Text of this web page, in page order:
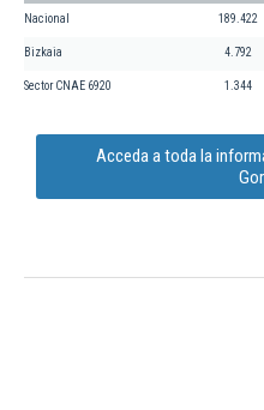
Nacional 189.422
Bizkaia 4.792
Sector CNAE 6920 1.344
Acceda a toda la